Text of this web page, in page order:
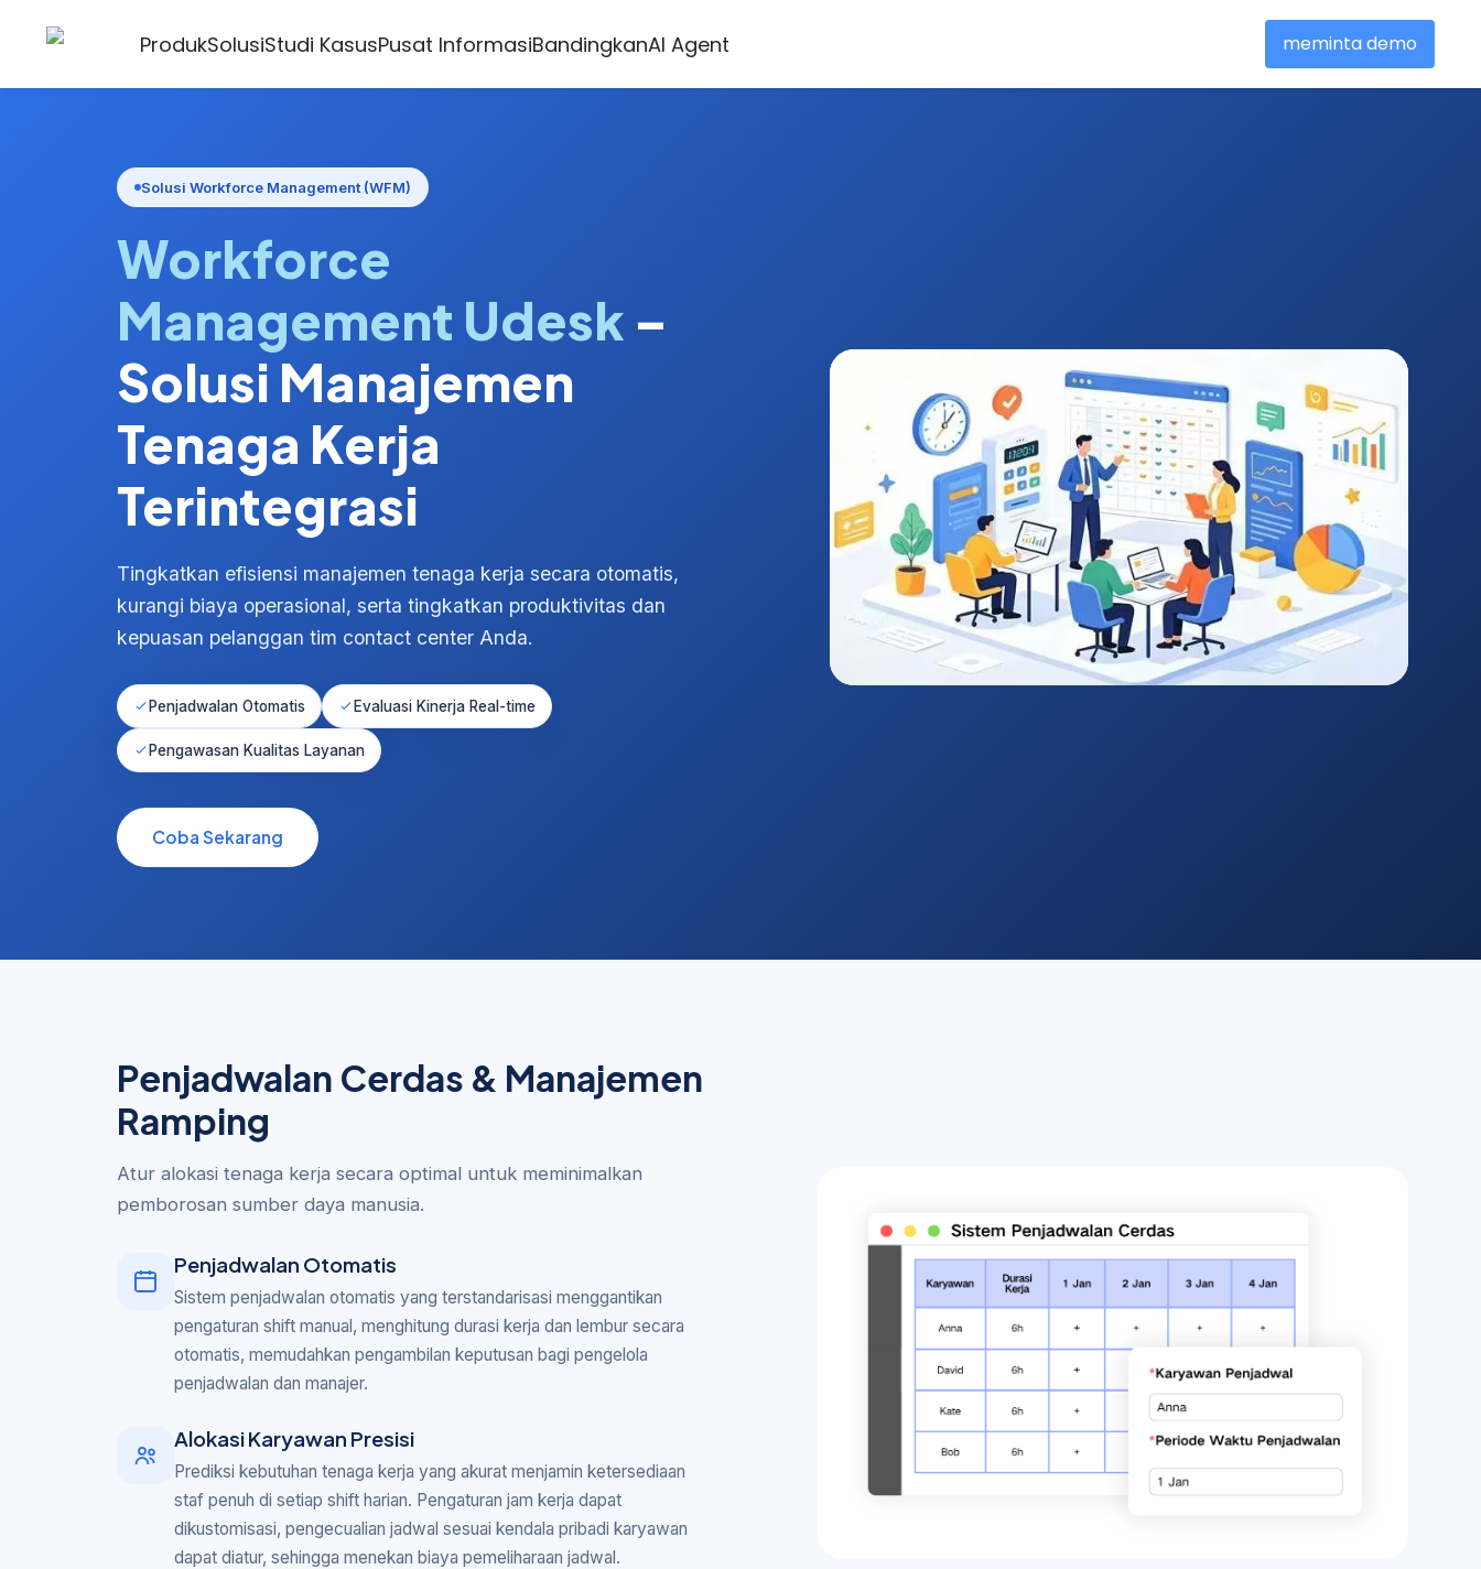
ProdukSolusiStudi KasusPusat InformasiBandingkanAI Agent meminta demo